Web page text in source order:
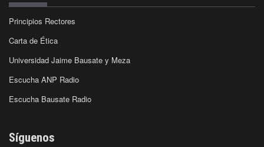
Principios Rectores
Carta de Ética
Universidad Jaime Bausate y Meza
Escucha ANP Radio
Escucha Bausate Radio
Síguenos